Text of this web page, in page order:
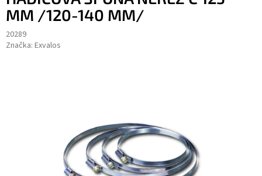
MM /120-140 MM/
20289
Značka: Exvalos